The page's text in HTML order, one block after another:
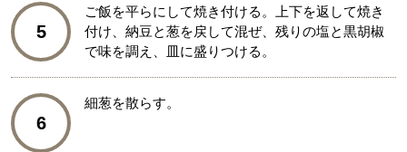
5
ご飯を平らにして焼き付ける。上下を返して焼き
付け、納豆と葱を戻して混ぜ、残りの塩と黒胡椒
で味を調え、皿に盛りつける。
6
細葱を散らす。